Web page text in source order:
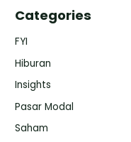
Categories
FYI
Hiburan
Insights
Pasar Modal
Saham